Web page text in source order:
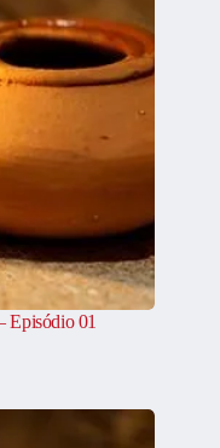
Episódio 01